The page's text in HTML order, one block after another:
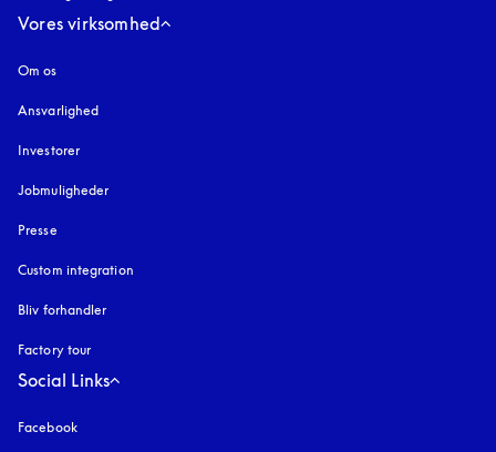
Vores virksomhed
Om os
Ansvarlighed
Investorer
Jobmuligheder
Presse
Custom integration
Bliv forhandler
Factory tour
Social Links
Facebook